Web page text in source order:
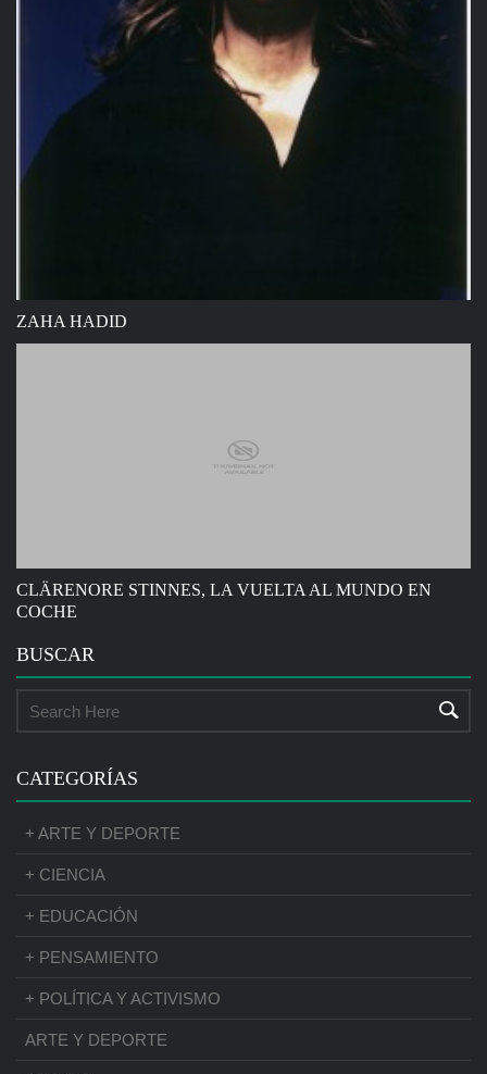
ZAHA HADID
CLÄRENORE STINNES, LA VUELTA AL MUNDO EN
COCHE
BUSCAR
CATEGORÍAS
+ ARTE Y DEPORTE
+ CIENCIA
+ EDUCACIÓN
+ PENSAMIENTO
+ POLÍTICA Y ACTIVISMO
ARTE Y DEPORTE